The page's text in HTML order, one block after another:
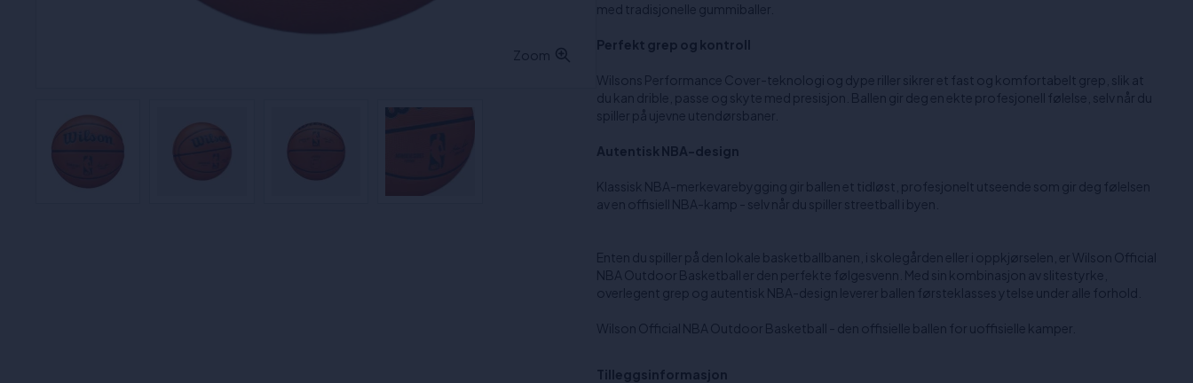
Zoom
med tradisjonelle gummiballer.
Perfekt grep og kontroll
Wilsons Performance Cover-teknologi og dype riller sikrer et fast og komfortabelt grep, slik at
du kan drible, passe og skyte med presisjon. Ballen gir deg en ekte profesjonell følelse, selv når du
spiller på ujevne utendørsbaner.
Autentisk NBA-design
Klassisk NBA-merkevarebygging gir ballen et tidløst, profesjonelt utseende som gir deg følelsen
av en offisiell NBA-kamp - selv når du spiller streetball i byen.
Enten du spiller på den lokale basketballbanen, i skolegården eller i oppkjørselen, er Wilson Official
NBA Outdoor Basketball er den perfekte følgesvenn. Med sin kombinasjon av slitestyrke,
overlegent grep og autentisk NBA-design leverer ballen førsteklasses ytelse under alle forhold.
Wilson Official NBA Outdoor Basketball - den offisielle ballen for uoffisielle kamper.
Tilleggsinformasjon